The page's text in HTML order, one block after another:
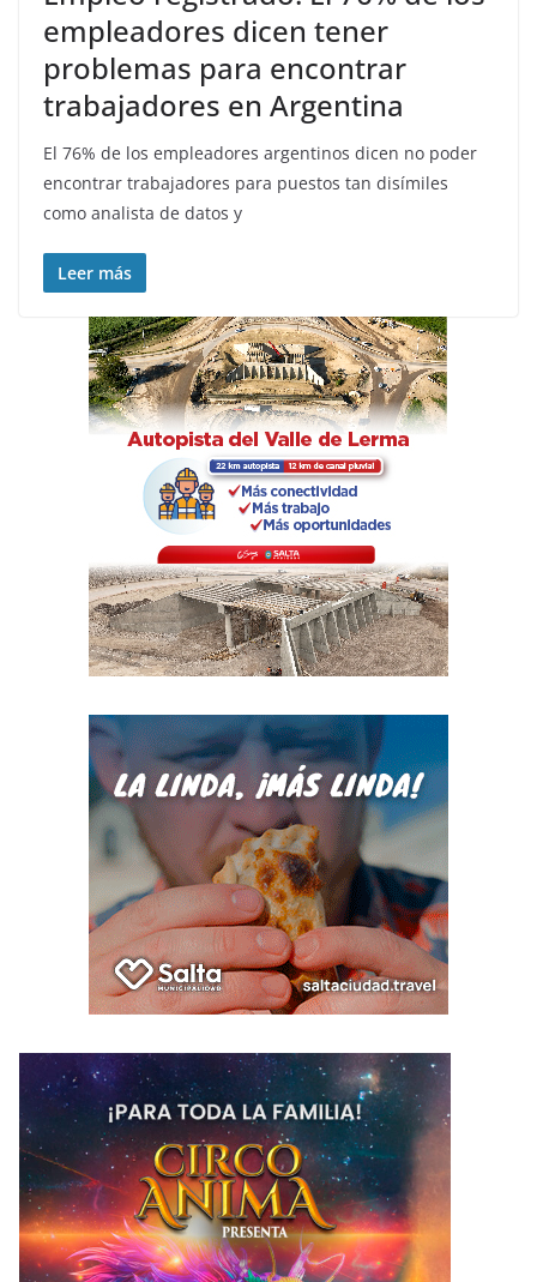
empleadores dicen tener
problemas para encontrar
trabajadores en Argentina
El 76% de los empleadores argentinos dicen no poder
encontrar trabajadores para puestos tan disímiles
como analista de datos y
Leer más